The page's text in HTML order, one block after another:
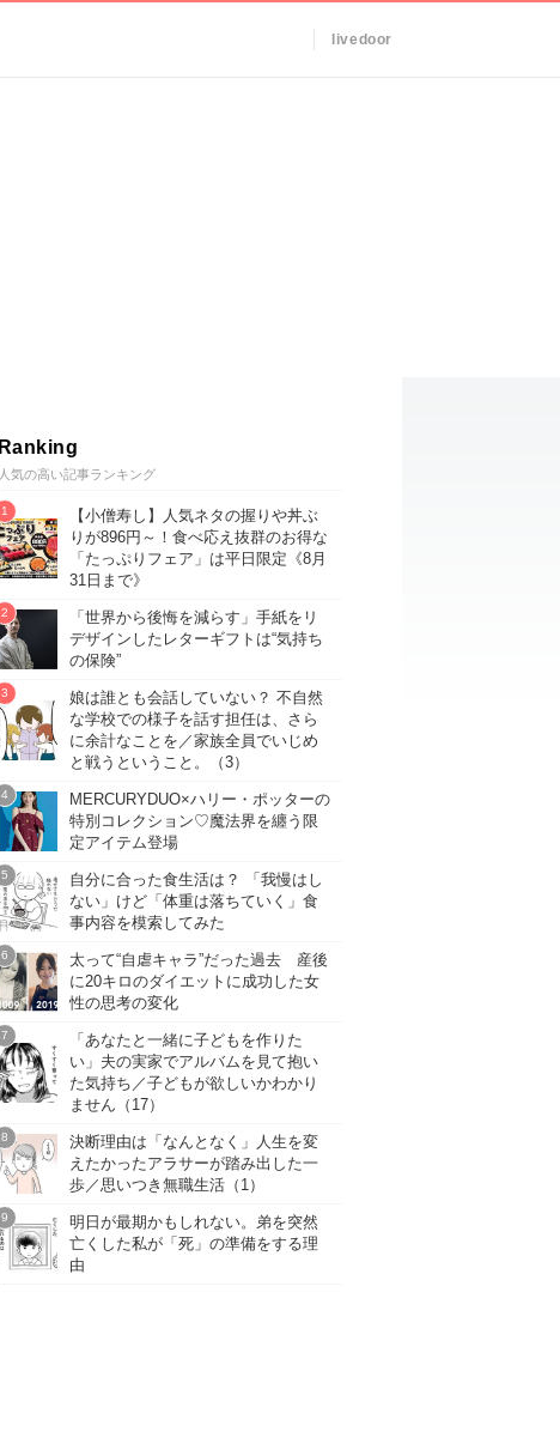
livedoor
Ranking
人気の高い記事ランキング
【小僧寿し】人気ネタの握りや丼ぶ
りが896円～！食べ応え抜群のお得な
「たっぷりフェア」は平日限定《8月
31日まで》
「世界から後悔を減らす」手紙をリ
デザインしたレターギフトは“気持ち
の保険”
娘は誰とも会話していない？ 不自然
な学校での様子を話す担任は、さら
に余計なことを／家族全員でいじめ
と戦うということ。（3）
MERCURYDUO×ハリー・ポッターの
特別コレクション♡魔法界を纏う限
定アイテム登場
自分に合った食生活は？ 「我慢はし
ない」けど「体重は落ちていく」食
事内容を模索してみた
太って“自虐キャラ”だった過去 産後
に20キロのダイエットに成功した女
性の思考の変化
「あなたと一緒に子どもを作りた
い」夫の実家でアルバムを見て抱い
た気持ち／子どもが欲しいかわかり
ません（17）
決断理由は「なんとなく」人生を変
えたかったアラサーが踏み出した一
歩／思いつき無職生活（1）
明日が最期かもしれない。弟を突然
亡くした私が「死」の準備をする理
由